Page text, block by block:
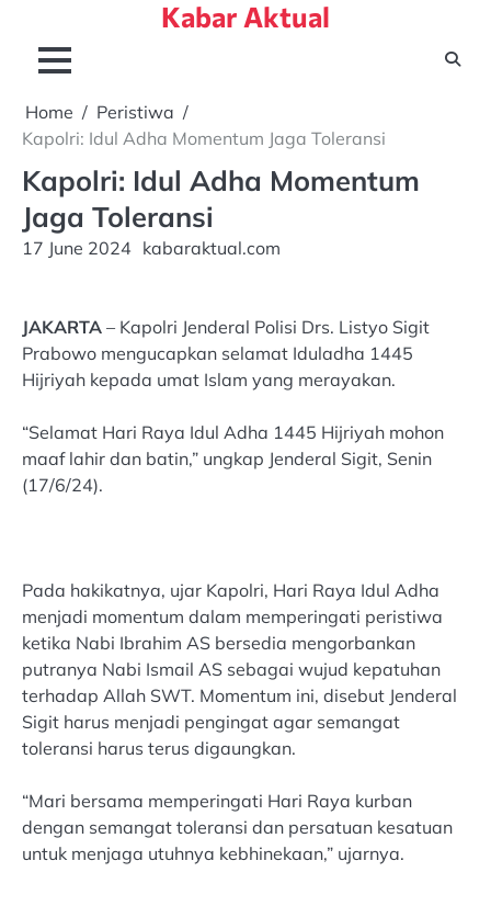
content
Kabar Aktual
Home
Peristiwa
Kapolri: Idul Adha Momentum Jaga Toleransi
Kapolri: Idul Adha Momentum
Jaga Toleransi
17 June 2024 kabaraktual.com
JAKARTA – Kapolri Jenderal Polisi Drs. Listyo Sigit
Prabowo mengucapkan selamat Iduladha 1445
Hijriyah kepada umat Islam yang merayakan.
“Selamat Hari Raya Idul Adha 1445 Hijriyah mohon
maaf lahir dan batin,” ungkap Jenderal Sigit, Senin
(17/6/24).
Pada hakikatnya, ujar Kapolri, Hari Raya Idul Adha
menjadi momentum dalam memperingati peristiwa
ketika Nabi Ibrahim AS bersedia mengorbankan
putranya Nabi Ismail AS sebagai wujud kepatuhan
terhadap Allah SWT. Momentum ini, disebut Jenderal
Sigit harus menjadi pengingat agar semangat
toleransi harus terus digaungkan.
“Mari bersama memperingati Hari Raya kurban
dengan semangat toleransi dan persatuan kesatuan
untuk menjaga utuhnya kebhinekaan,” ujarnya.